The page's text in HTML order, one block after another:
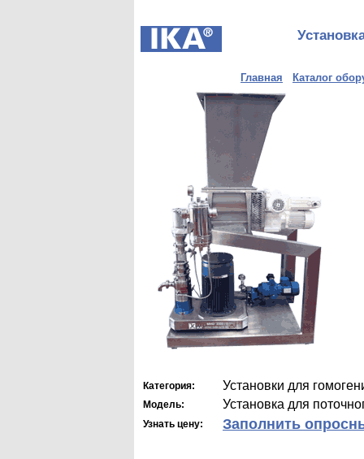
Главная Каталог
Категория: Установки для
Модель: Установка для
Узнать цену: Заполнить